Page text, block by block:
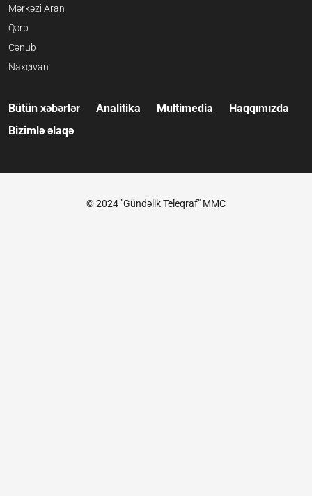
Mərkəzi Aran
Qərb
Cənub
Naxçıvan
Bütün xəbərlər Analitika Multimedia
Haqqımızda
Bizimlə əlaqə
© 2024 "Gündəlik Teleqraf" MMC